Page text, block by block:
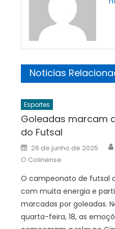
Noticias
Esportes
Goleadas marcam
do Futsal
Posted
on
26 de junho de 2025
O Colinense
O campeonato de futsal
com muita energia e
marcadas por goleadas.
quarta-feira, 18, as